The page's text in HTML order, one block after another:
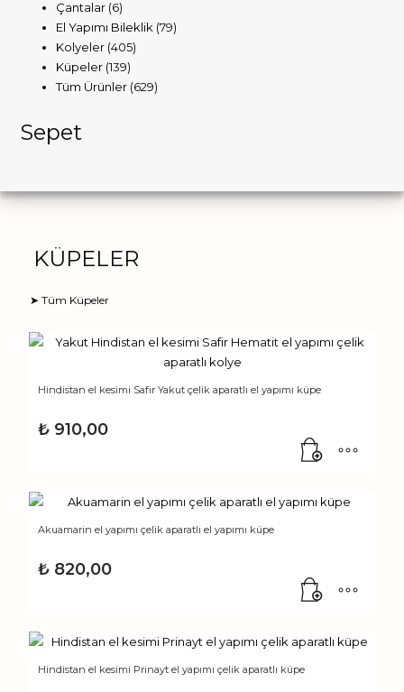
adet
Çantalar (6)
El Yapımı Bileklik (79)
Kolyeler (405)
Küpeler (139)
Tüm Ürünler (629)
Sepet
KÜPELER
➤ Tüm Küpeler
Hindistan el kesimi Safir Yakut çelik aparatlı el yapımı küpe
₺ 910,00
Akuamarin el yapımı çelik aparatlı el yapımı küpe
₺ 820,00
Hindistan el kesimi Prinayt el yapımı çelik aparatlı küpe